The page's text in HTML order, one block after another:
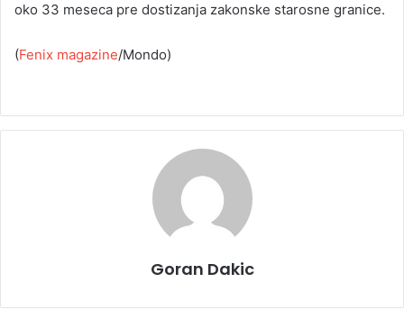
oko 33 meseca pre dostizanja zakonske starosne granice.
(Fenix magazine/Mondo)
Goran Dakic